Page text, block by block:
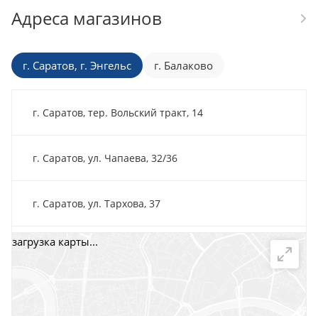
Адреса магазинов
г. Саратов, г. Энгельс г. Балаково
г. Саратов, тер. Вольский тракт, 14
г. Саратов, ул. Чапаева, 32/36
г. Саратов, ул. Тархова, 37
г. Саратов, пр-т. 50 лет Октября, 118Д, помещ. 15
загрузка карты...